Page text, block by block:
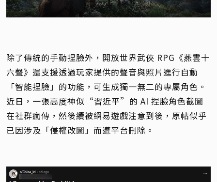
除了傳統的手動捏臉外，開放世界武俠 RPG《燕雲十
六聲》還支援透過玩家提供的聲音與照片進行自動
「智能捏臉」的功能，可生成獨一無二的專屬角色。
近日，一張高度神似“習近平”的 AI 捏臉角色截圖
在社群瘋傳，然後續被網易遊戲注意到後，原帖似乎
已因涉及「侵權改圖」而遭平台刪除。